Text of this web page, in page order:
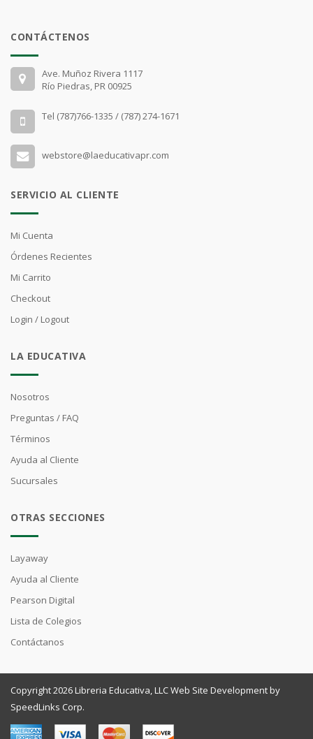
CONTÁCTENOS
Ave. Muñoz Rivera 1117
Río Piedras, PR 00925
Tel (787)766-1335 / (787) 274-1671
webstore@laeducativapr.com
SERVICIO AL CLIENTE
Mi Cuenta
Órdenes Recientes
Mi Carrito
Checkout
Login / Logout
LA EDUCATIVA
Nosotros
Preguntas / FAQ
Términos
Ayuda al Cliente
Sucursales
OTRAS SECCIONES
Layaway
Ayuda al Cliente
Pearson Digital
Lista de Colegios
Contáctanos
Copyright 2026 Libreria Educativa, LLC Web Site Development by
SpeedLinks Corp.